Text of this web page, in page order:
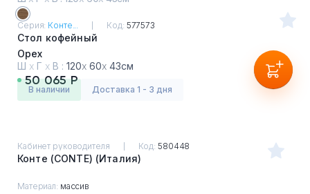
Серия: Конте... Код: 577573
Стол кофейный
Орех
Ш х Г х В : 120х 60х 43см
50 065 Р
в наличии Доставка 1 - 3 дня
Кабинет руководителя Код: 580448
Конте (CONTE) (Италия)
Материал: массив